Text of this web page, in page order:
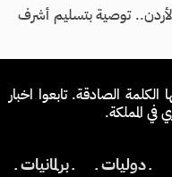
توصية بتسليم أشرف
الكلمة الصادقة. تابعوا اخبار
المملكة.
ـ دوليات ـ
ـ برلمانيات ـ